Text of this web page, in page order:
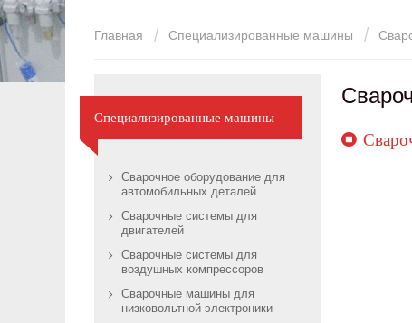
Главная Специализированные машины
Специализированные машины
Сварочное оборудование для
автомобильных деталей
Сварочные системы для
двигателей
Сварочные системы для
воздушных компрессоров
Сварочные машины для
низковольтной электроники